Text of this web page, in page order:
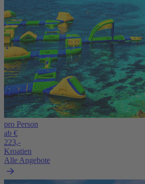
pro Person
ab €
223,-
Kroatien
Alle Angebote